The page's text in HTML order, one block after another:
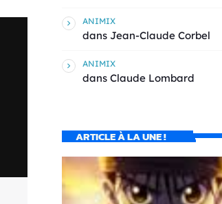
ANIMIX
dans Jean-Claude Corbel
ANIMIX
dans Claude Lombard
ARTICLE À LA UNE !